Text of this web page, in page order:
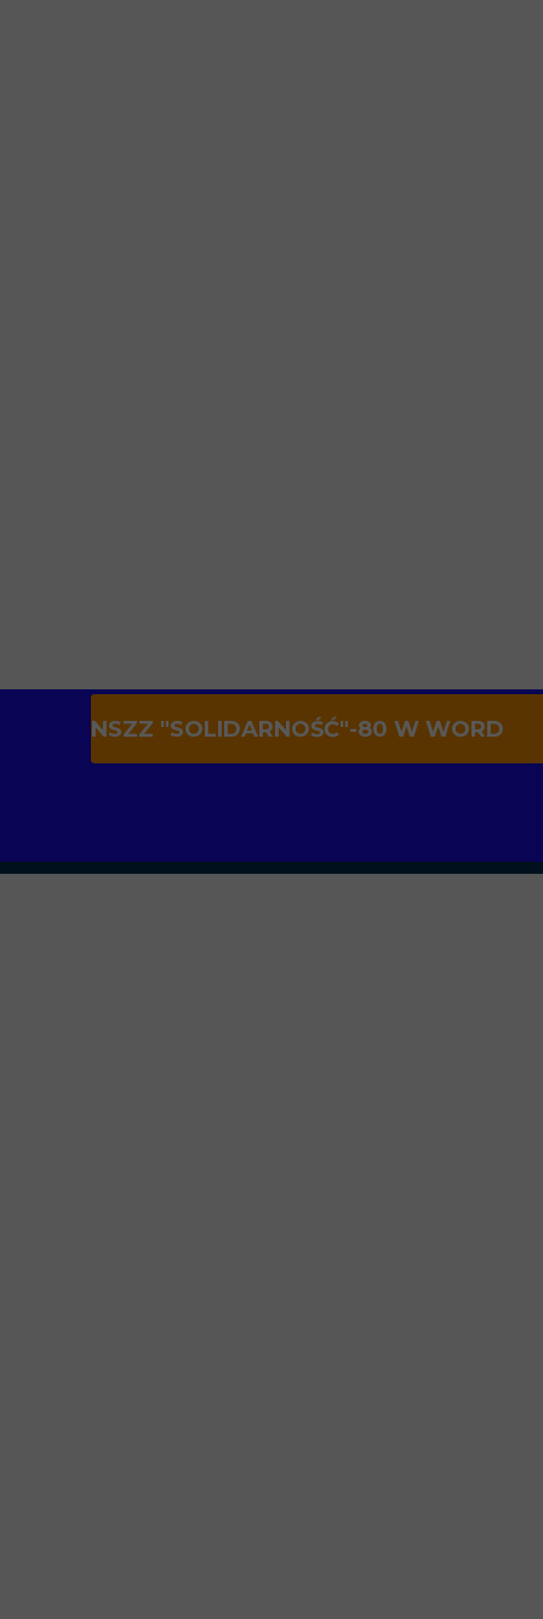
NSZZ "SOLIDARNOŚĆ"-80 W WORD